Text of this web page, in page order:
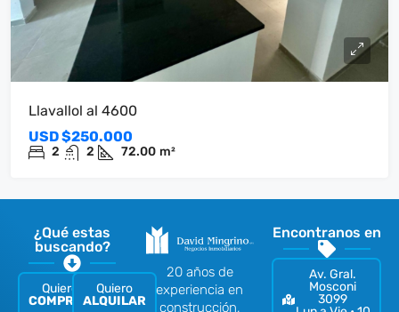
Llavallol al 4600
USD$250.000
2 2 72.00 m²
¿Qué estas
buscando?
Quiero
COMPRAR
Quiero
ALQUILAR
20 años de
experiencia en
construcción,
Encontranos en
Av. Gral.
Mosconi
3099